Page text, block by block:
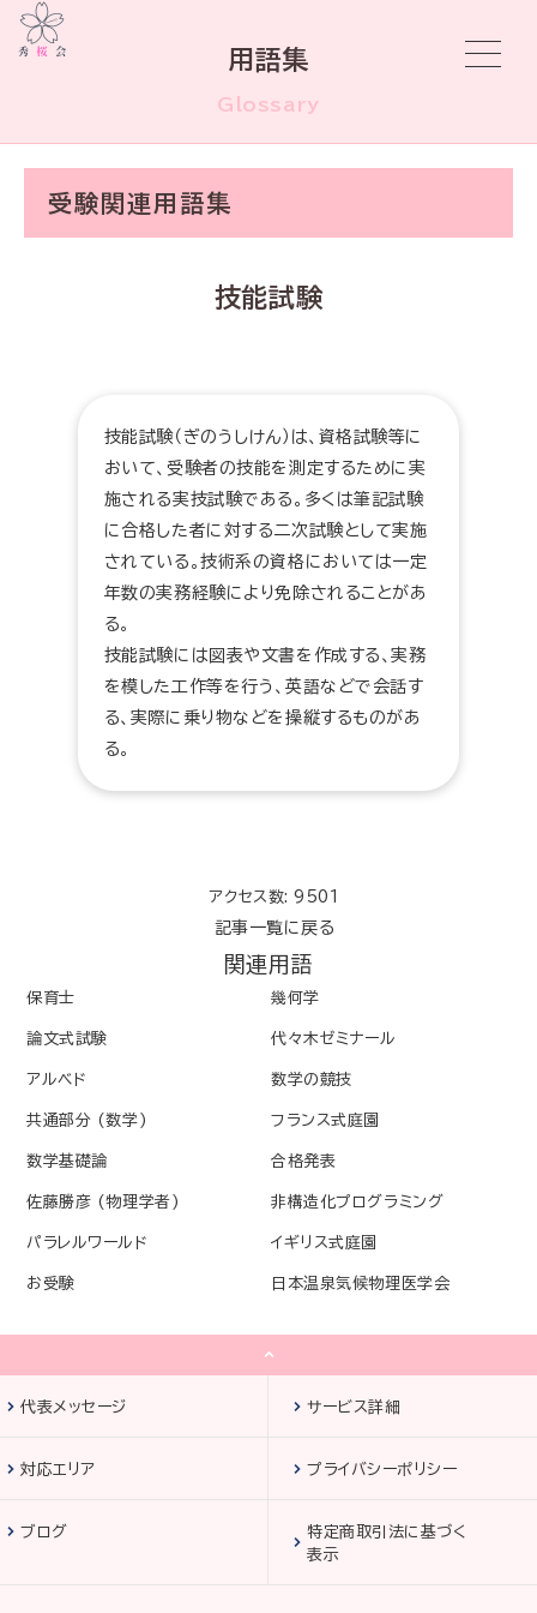
用語集
Glossary
受験関連用語集
技能試験
技能試験（ぎのうしけん）は、資格試験等に
おいて、受験者の技能を測定するために実
施される実技試験である。多くは筆記試験
に合格した者に対する二次試験として実施
されている。技術系の資格においては一定
年数の実務経験により免除されることがあ
る。
技能試験には図表や文書を作成する、実務
を模した工作等を行う、英語などで会話す
る、実際に乗り物などを操縦するものがあ
る。
アクセス数: 9501
記事一覧に戻る
関連用語
保育士 幾何学
論文式試験 代々木ゼミナール
アルベド 数学の競技
共通部分 (数学) フランス式庭園
数学基礎論 合格発表
佐藤勝彦 (物理学者) 非構造化プログラミング
パラレルワールド イギリス式庭園
お受験 日本温泉気候物理医学会
代表メッセージ サービス詳細
対応エリア プライバシーポリシー
ブログ
特定商取引法に基づく
表示